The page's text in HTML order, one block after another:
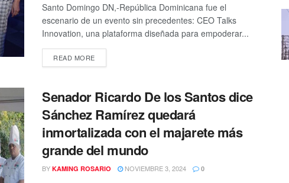
Santo Domingo DN,-República Dominicana fue el
escenario de un evento sin precedentes: CEO Talks
Innovation, una plataforma diseñada para empoderar...
READ MORE
Senador Ricardo De los Santos dice
Sánchez Ramírez quedará
inmortalizada con el majarete más
grande del mundo
BY KAMING ROSARIO NOVIEMBRE 3, 2024 0